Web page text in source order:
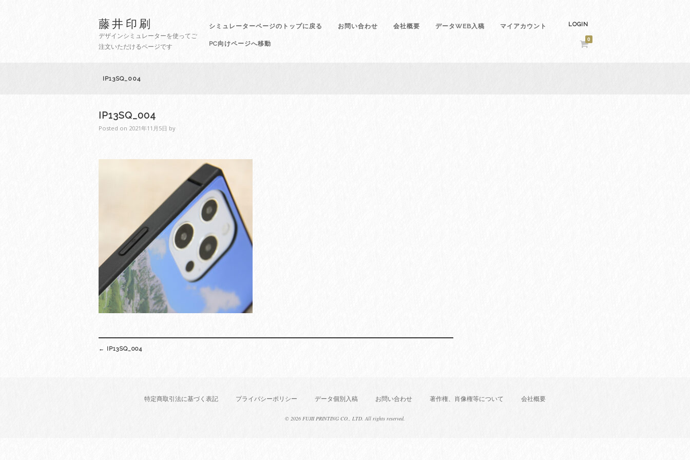
藤井印刷
デザインシミュレーターを使ってご
注文いただけるページです
シミュレーターページのトップに戻る お問い合わせ 会社概要 データWEB入稿 マイアカウント
PC向けページへ移動
LOGIN
0
IP13SQ_004
IP13SQ_004
Posted on 2021年11月5日 by
navigation
← IP13SQ_004
特定商取引法に基づく表記 プライバシーポリシー データ個別入稿 お問い合わせ 著作権、肖像権等について 会社概要
© 2026 FUJII PRINTING CO., LTD. All rights reserved.